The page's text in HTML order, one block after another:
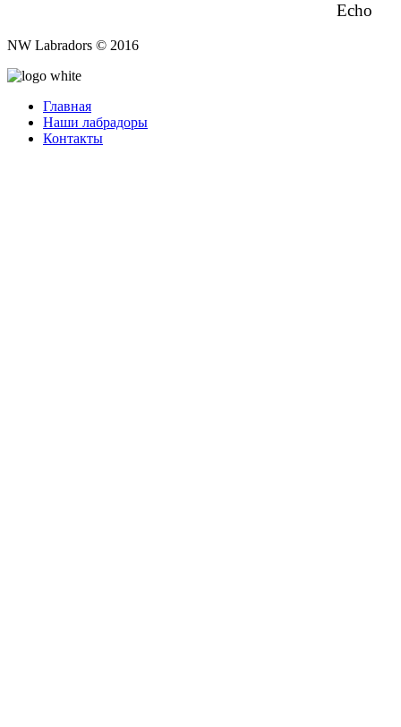
Echo
NW Labradors © 2016
Главная
Наши лабрадоры
Контакты